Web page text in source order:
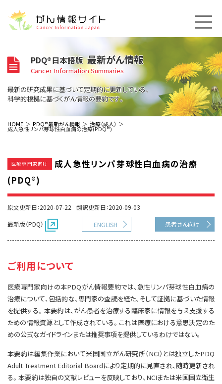
About Cancer Information Japan
プライバシーポリシー
お問い合わせ
寄附・協賛のお願い
沿革
関連リンク
がんの種類
Cancer Types
眼
呼吸器
乳腺
消化管
肝胆膵
泌尿器
婦人科
骨軟部
胚細胞
内分泌
補完代替医療
全般
最新がん情報
Summaries
治療（小児）
支持療法と緩和ケア
遺伝学的情報
がん用語辞書
Dictionary
お知らせ一覧
サイト内検索 お問い合わせ
PDQ®日本語版最新がん情報
Cancer Information Summaries
最新の研究成果に基づいて定期的に更新している、
科学的根拠に基づくがん情報の要約です。
HOME PDQ®最新がん情報 治療（成人）
成人急性リンパ芽球性白血病の治療(PDQ®)
医療専門家向け
成人急性リンパ芽球性白血病の治療
(PDQ®)
原文更新日：2020-07-22
翻訳更新日：2020-09-03
最新版（PDQ）
ENGLISH 患者さん向け
ご利用について
医療専門家向けの本PDQがん情報要約では、急性リンパ芽球性白血病の
治療について、包括的な、専門家の査読を経た、そして証拠に基づいた情報
を提供する。本要約は、がん患者を治療する臨床家に情報を与え支援する
ための情報資源として作成されている。これは医療における意思決定のた
めの公式なガイドラインまたは推奨事項を提供しているわけではない。
本要約は編集作業において米国国立がん研究所（NCI）とは独立したPDQ
Adult Treatment Editorial Boardにより定期的に見直され、随時更新され
る。本要約は独自の文献レビューを反映しており、NCIまたは米国国立衛生